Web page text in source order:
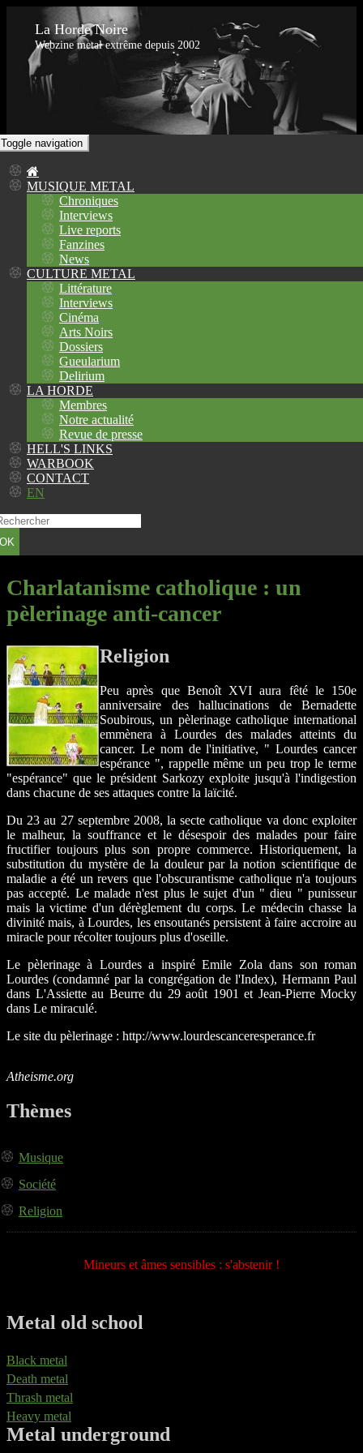
La Horde Noire
Webzine metal extrême depuis 2002
Toggle navigation
MUSIQUE METAL
Chroniques
Interviews
Live reports
Fanzines
News
CULTURE METAL
Littérature
Interviews
Cinéma
Arts Noirs
Dossiers
Gueularium
Delirium
LA HORDE
Membres
Notre actualité
Revue de presse
HELL'S LINKS
WARBOOK
CONTACT
EN
OK
Charlatanisme catholique : un
pèlerinage anti-cancer
Religion
Peu après que Benoît XVI aura fêté le 150e
anniversaire des hallucinations de Bernadette
Soubirous, un pèlerinage catholique international
emmènera à Lourdes des malades atteints du
cancer. Le nom de l'initiative, " Lourdes cancer
espérance ", rappelle même un peu trop le terme
"espérance" que le président Sarkozy exploite jusqu'à l'indigestion
dans chacune de ses attaques contre la laïcité.
Du 23 au 27 septembre 2008, la secte catholique va donc exploiter
le malheur, la souffrance et le désespoir des malades pour faire
fructifier toujours plus son propre commerce. Historiquement, la
substitution du mystère de la douleur par la notion scientifique de
maladie a été un revers que l'obscurantisme catholique n'a toujours
pas accepté. Le malade n'est plus le sujet d'un " dieu " punisseur
mais la victime d'un dérèglement du corps. Le médecin chasse la
divinité mais, à Lourdes, les ensoutanés persistent à faire accroire au
miracle pour récolter toujours plus d'oseille.
Le pèlerinage à Lourdes a inspiré Emile Zola dans son roman
Lourdes (condamné par la congrégation de l'Index), Hermann Paul
dans L'Assiette au Beurre du 29 août 1901 et Jean-Pierre Mocky
dans Le miraculé.
Le site du pèlerinage : http://www.lourdescanceresperance.fr
Atheisme.org
Thèmes
Musique
Société
Religion
Mineurs et âmes sensibles : s'abstenir !
Metal old school
Black metal
Death metal
Thrash metal
Heavy metal
Metal underground